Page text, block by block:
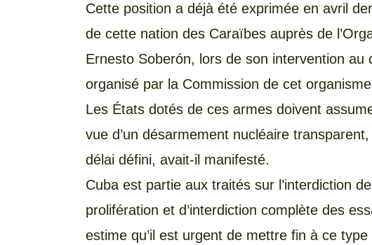
Cette position a déjà été exprimée en avril
de cette nation des Caraïbes auprès de
Ernesto Soberón, lors de son intervention au
organisé par la Commission de cet
Les États dotés de ces armes doivent
vue d’un désarmement nucléaire
délai défini, avait-il manifesté.
Cuba est partie aux traités sur l’interdiction
prolifération et d’interdiction complète des
estime qu’il est urgent de mettre fin à ce type